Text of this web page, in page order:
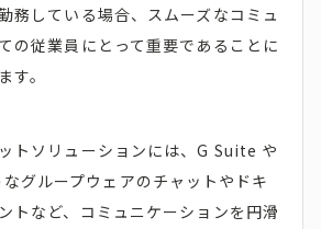
務している場合、スムーズなコミュ
の従業員にとって重要であることに
す。
トソリューションには、G Suite や
グループウェアのチャットやドキ
トなど、コミュニケーションを円滑